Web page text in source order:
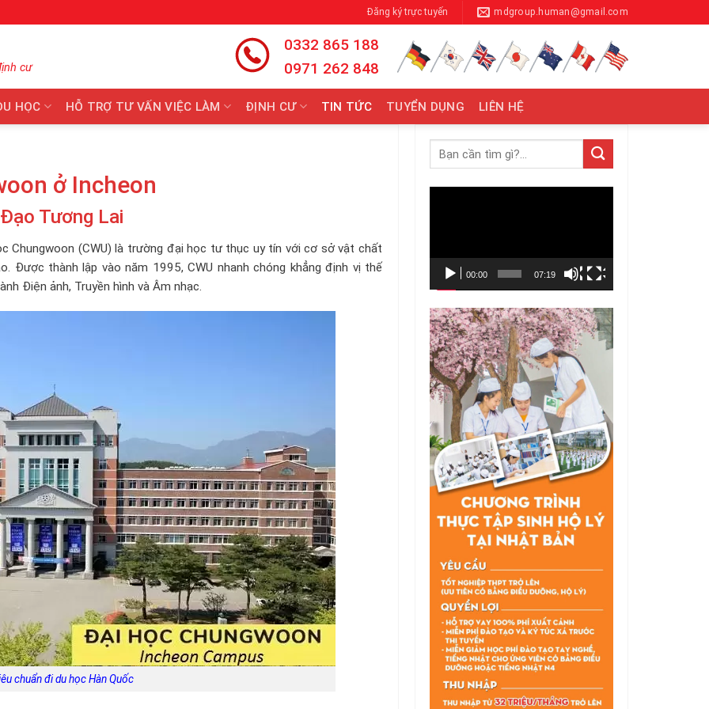
Đăng ký trực tuyến mdgroup.human@gmail.com
cư
0332 865 188
0971 262 848
HỌC HỖ TRỢ TƯ VẤN VIỆC LÀM ĐỊNH CƯ TIN TỨC TUYỂN DỤNG LIÊN HỆ
ở Incheon
Tương Lai
Chungwoon (CWU) là trường đại học tư thục uy tín với cơ sở vật chất
Được thành lập vào năm 1995, CWU nhanh chóng khẳng định vị thế
Điện ảnh, Truyền hình và Âm nhạc.
chuẩn đi du học Hàn Quốc
00:00 07:19